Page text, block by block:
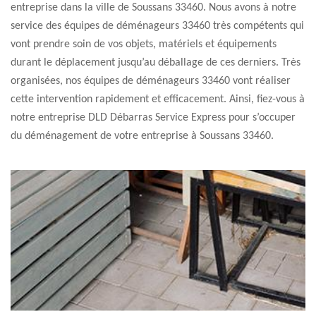
entreprise dans la ville de Soussans 33460. Nous avons à notre
service des équipes de déménageurs 33460 très compétents qui
vont prendre soin de vos objets, matériels et équipements
durant le déplacement jusqu’au déballage de ces derniers. Très
organisées, nos équipes de déménageurs 33460 vont réaliser
cette intervention rapidement et efficacement. Ainsi, fiez-vous à
notre entreprise DLD Débarras Service Express pour s’occuper
du déménagement de votre entreprise à Soussans 33460.